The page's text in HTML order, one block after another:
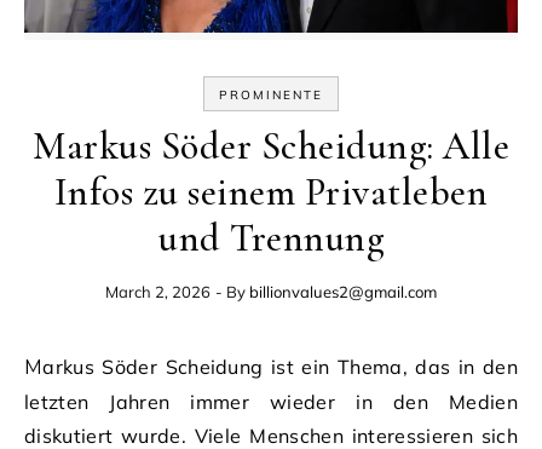
PROMINENTE
Markus Söder Scheidung: Alle
Infos zu seinem Privatleben
und Trennung
March 2, 2026 - By billionvalues2@gmail.com
Markus Söder Scheidung ist ein Thema, das in den
letzten Jahren immer wieder in den Medien
diskutiert wurde. Viele Menschen interessieren sich